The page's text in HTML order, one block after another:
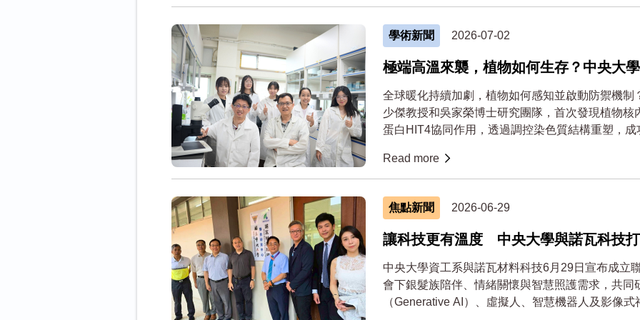
學術新聞 2026-07-02
極端高溫來襲，植物如何生存？中央大
全球暖化持續加劇，植物如何感知並啟動防禦機制
少傑教授和吳家榮博士研究團隊，首次發現植物
蛋白HIT4協同作用，透過調控染色質結構重塑，
Read more
焦點新聞 2026-06-29
讓科技更有溫度 中央大學與諾瓦科技
中央大學資工系與諾瓦材料科技6月29日宣布成立
會下銀髮族陪伴、情緒關懷與智慧照護需求，共同
（Generative AI）、虛擬人、智慧機器人及影像